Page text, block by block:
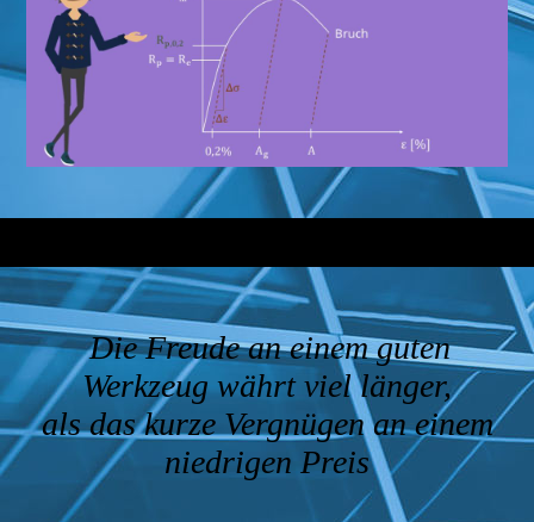
Die Freude an einem guten
Werkzeug währt viel länger,
als das kurze Vergnügen an einem
niedrigen Preis